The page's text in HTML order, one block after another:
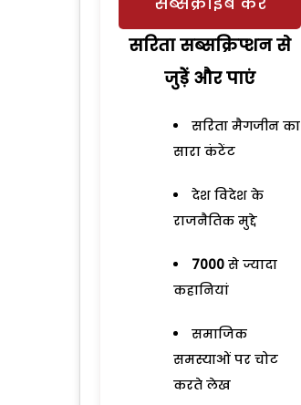
सरिता सब्सक्रिप्शन से
जुड़ेें और पाएं
सरिता मैगजीन का
सारा कंटेंट
देश विदेश के
राजनैतिक मुद्दे
7000 से ज्यादा
कहानियां
समाजिक
समस्याओं पर चोट
करते लेख